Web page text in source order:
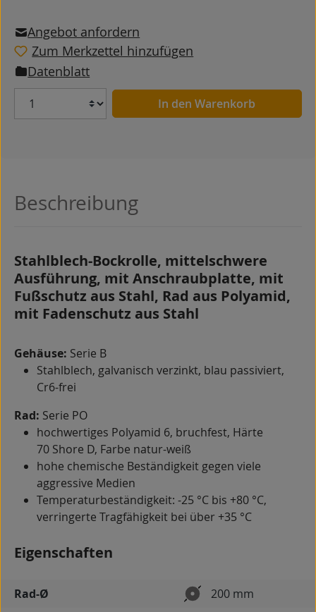
Angebot anfordern
Zum Merkzettel hinzufügen
Datenblatt
Anzahl In den Warenkorb
Beschreibung
Stahlblech-Bockrolle, mittelschwere
Ausführung, mit Anschraubplatte, mit
Fußschutz aus Stahl, Rad aus Polyamid,
mit Fadenschutz aus Stahl
Gehäuse: Serie B
Stahlblech, galvanisch verzinkt, blau passiviert,
Cr6-frei
Rad: Serie PO
hochwertiges Polyamid 6, bruchfest, Härte
70 Shore D, Farbe natur-weiß
hohe chemische Beständigkeit gegen viele
aggressive Medien
Temperaturbeständigkeit: -25 °C bis +80 °C,
verringerte Tragfähigkeit bei über +35 °C
Eigenschaften
Rad-Ø
200 mm